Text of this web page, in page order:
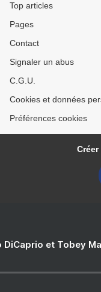
Top articles
Pages
Contact
Signaler un abus
C.G.U.
Cookies et données
Préférences cookies
DiCaprio et Tobey